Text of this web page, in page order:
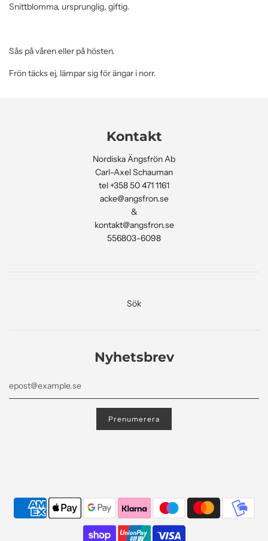
Snittblomma, ursprunglig, giftig.
Sås på våren eller på hösten.
Frön täcks ej, lämpar sig för ängar i norr.
Kontakt
Nordiska Ängsfrön Ab
Carl-Axel Schauman
tel +358 50 471 1161
acke@angsfron.se
&
kontakt@angsfron.se
556803-6098
Sök
Nyhetsbrev